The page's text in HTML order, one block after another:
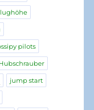
pilots
jump start